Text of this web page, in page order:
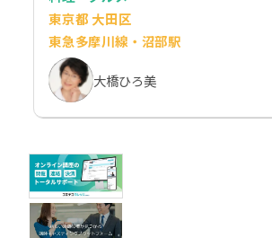
東京都 大田区
東急多摩川線・沼部駅
大橋ひろ美